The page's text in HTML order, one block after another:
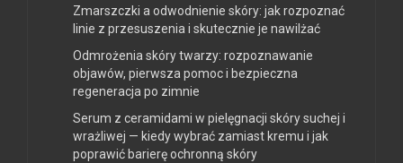
Zmarszczki a odwodnienie skóry: jak rozpoznać
linie z przesuszenia i skutecznie je nawilżać
Odmrożenia skóry twarzy: rozpoznawanie
objawów, pierwsza pomoc i bezpieczna
regeneracja po zimnie
Serum z ceramidami w pielęgnacji skóry suchej i
wrażliwej — kiedy wybrać zamiast kremu i jak
poprawić barierę ochronną skóry